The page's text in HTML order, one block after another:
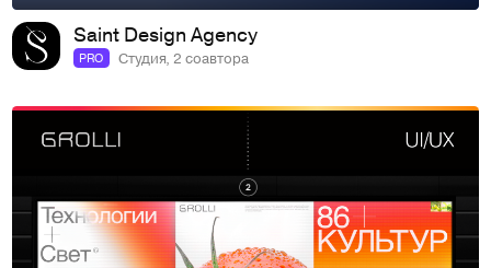
Saint Design Agency
PRO Студия, 2 соавтора